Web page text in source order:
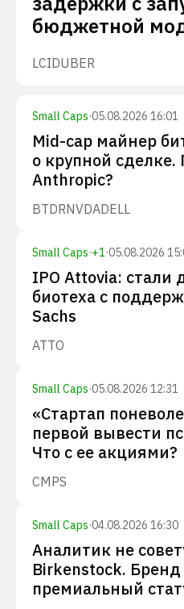
бюджетной
LCIDUBER
Small Caps·05.08.2026 16:01
Mid-cap майнер
о крупной сделке.
Anthropic?
BTDRNVDADELL
Small Caps·+1·05.08.2026
IPO Attovia: стали
биотеха с
Sachs
ATTO
Small Caps·05.08.2026 12:31
«Стартап
первой вывести
Что с ее акциями?
CMPS
Small Caps·04.08.2026 16:30
Аналитик не
Birkenstock.
премиальный